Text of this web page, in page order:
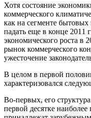
Хотя состояние
коммерческого
как на сегменте
падать еще в конце 2011
экономического роста в
рынок коммерческого
ужесточение
В целом в первой
характеризовался
Во-первых, его
первой десятке